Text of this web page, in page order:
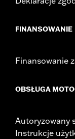
FINANSOWANIE
Finansowanie
OBSŁUGA
Autoryzowany
Instrukcje